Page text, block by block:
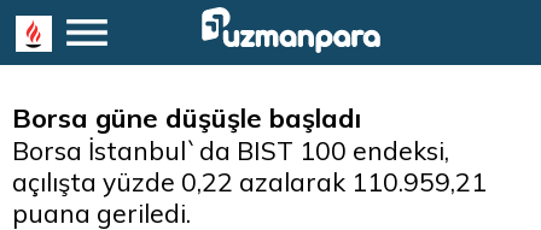
Borsa güne düşüşle başladı
Borsa İstanbul`da BIST 100 endeksi,
açılışta yüzde 0,22 azalarak 110.959,21
puana geriledi.